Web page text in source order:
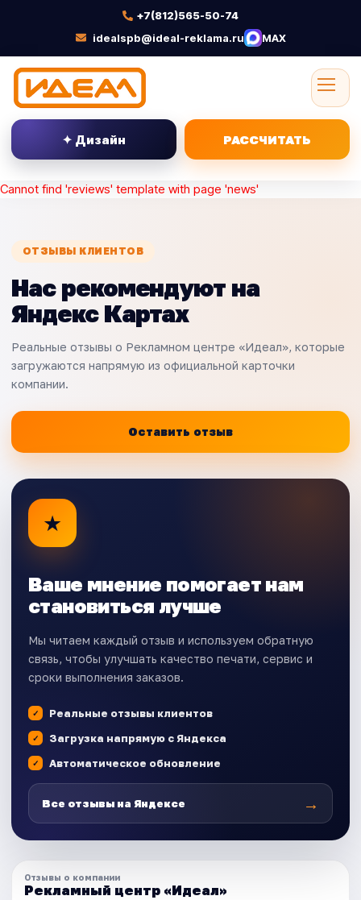
+7(812)565-50-74
idealspb@ideal-reklama.ru
MAX
✦ Дизайн РАССЧИТАТЬ
Cannot find 'reviews' template with page 'news'
ОТЗЫВЫ КЛИЕНТОВ
Нас рекомендуют на
Яндекс Картах
Реальные отзывы о Рекламном центре «Идеал», которые
загружаются напрямую из официальной карточки
компании.
Оставить отзыв
★
Ваше мнение помогает нам
становиться лучше
Мы читаем каждый отзыв и используем обратную
связь, чтобы улучшать качество печати, сервис и
сроки выполнения заказов.
Реальные отзывы клиентов
Загрузка напрямую с Яндекса
Автоматическое обновление
Все отзывы на Яндексе →
Отзывы о компании
Рекламный центр «Идеал»